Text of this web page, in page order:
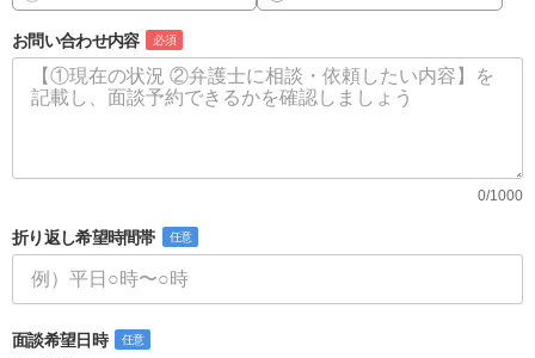
お問い合わせ内容 必須
0/1000
折り返し希望時間帯 任意
面談希望日時 任意